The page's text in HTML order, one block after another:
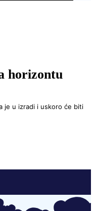
horizontu
je u izradi i uskoro će biti